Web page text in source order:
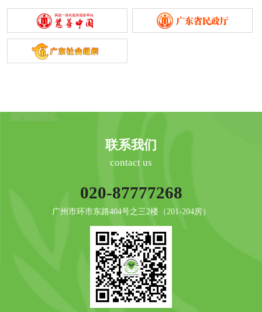
联系我们
contact us
020-87777268
广州市环市东路404号之三2楼（201-204房）